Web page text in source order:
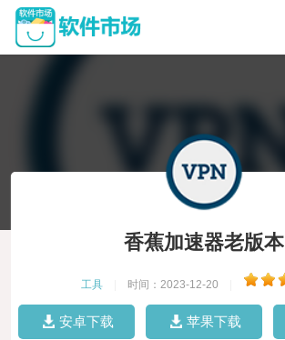
香蕉加速器老版本
工具 时间：2023-12-20
安卓下载 苹果下载